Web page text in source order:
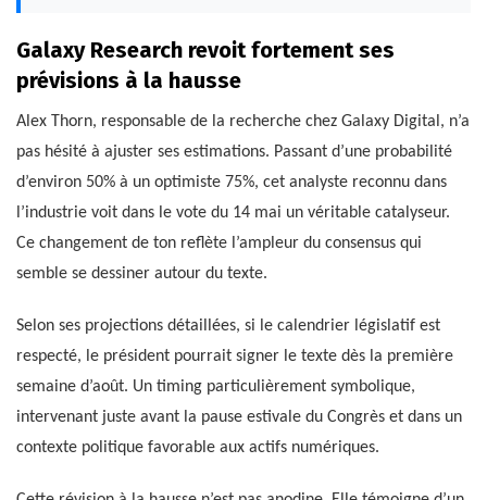
Galaxy Research revoit fortement ses
prévisions à la hausse
Alex Thorn, responsable de la recherche chez Galaxy Digital, n’a
pas hésité à ajuster ses estimations. Passant d’une probabilité
d’environ 50% à un optimiste 75%, cet analyste reconnu dans
l’industrie voit dans le vote du 14 mai un véritable catalyseur.
Ce changement de ton reflète l’ampleur du consensus qui
semble se dessiner autour du texte.
Selon ses projections détaillées, si le calendrier législatif est
respecté, le président pourrait signer le texte dès la première
semaine d’août. Un timing particulièrement symbolique,
intervenant juste avant la pause estivale du Congrès et dans un
contexte politique favorable aux actifs numériques.